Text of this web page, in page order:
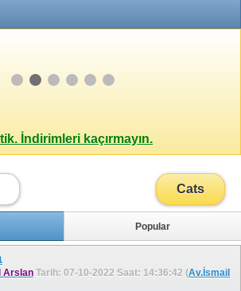
İndirimleri kaçırmayın.
Cats
Popular
Arslan Tarih: 07-10-2022 Saat: 14:36:42 (Av.İsmail